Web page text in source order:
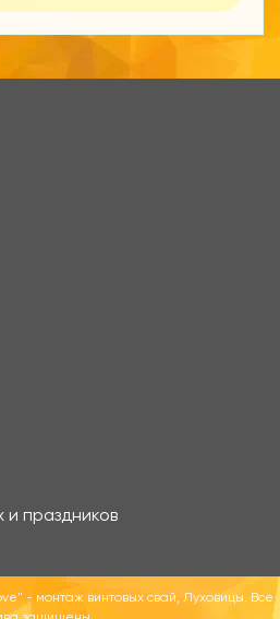
и праздников
- монтаж винтовых свай, Луховицы. Все